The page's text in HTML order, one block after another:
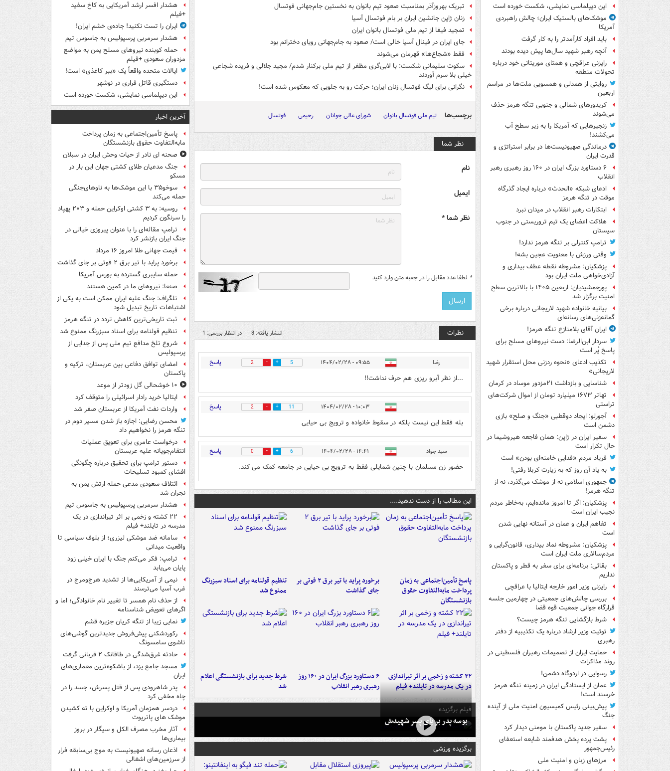
این دیپلماسی نمایشی، شکست خورده است
موشک‌های بالستیک ایران؛ چالش راهبردی
آمریکا
باید افراد کارآمدتر را به کار گرفت
آنچه رهبر شهید سال‌ها پیش دیده بودند
رایزنی عراقچی و همتای موریتانی خود درباره
تحولات منطقه
روایتی از همدلی و همسویی ملت‌ها در مراسم
اربعین
کریدورهای شمالی و جنوبی تنگه هرمز حذف
می‌شوند
زنجیرهایی که آمریکا را به زیر سطح آب
می‌کشند!
درماندگی صهیونیست‌ها در برابر استراتژی و
قدرت ایران
۶ دستاورد بزرگ ایران در ۱۶۰ روز رهبری رهبر
انقلاب
ادعای شبکه «الحدث» درباره ایجاد گذرگاه
موقت در تنگه هرمز
ابتکارات رهبر انقلاب در میدان نبرد
هلاکت اعضای یک تیم تروریستی در جنوب
سیستان
ترامپ کنترلی بر تنگه هرمز ندارد!
وقتی ورزش با معنویت عجین بشه!
پزشکیان: مشروطه نقطه عطف بیداری و
آزادی‌خواهی ملت ایران بود
پورجمشیدیان: اربعین ۱۴۰۵ با بالاترین سطح
امنیت برگزار شد
بیانیه خانواده شهید لاریجانی درباره برخی
گمانه‌زنی‌های رسانه‌ای
ایران آقای بلامنازع تنگه هرمز!
سردار ابن‌الرضا: دست نیروهای مسلح برای
پاسخ پُر است
تکذیب ادعای «نحوه ردزنی محل استقرار شهید
لاریجانی»
شناسایی و بازداشت ۲۱مزدور موساد در کرمان
تهاتر ۱۶۷۳ میلیارد تومان از اموال شرکت‌های
تراستی
آجورلو: ایجاد دوقطبی «جنگ و صلح‌» بازی
دشمن است
سفیر ایران در ژاپن: همان فاجعه هیروشیما در
حال تکرار است
فریاد مردم «فدایی خامنه‌ای بودن» است
به یاد آن روز که به زیارت کربلا رفتی!
جمهوری اسلامی نه از موشک می‌گذرد، نه از
تنگه هرمز!
پزشکیان: اگر تا امروز مانده‌ایم، به‌خاطر مردم
نجیب ایران است
تفاهم ایران و عمان در آستانه نهایی شدن
است
پزشکیان: مشروطه نماد بیداری، قانون‌گرایی و
مردم‌سالاری ملت ایران است
بقائی: برنامه‌ای برای سفر به قطر و پاکستان
نداریم
رایزنی وزیر امور خارجه ایتالیا با عراقچی
بررسی چالش‌های جمعیتی در چهارمین جلسه
قرارگاه جوانی جمعیت قوه قضا
شرط بازگشایی تنگه هرمز چیست؟
توئیت وزیر ارشاد درباره یک تکذیبیه از دفتر
رهبری
حمایت ایران از تصمیمات رهبران فلسطینی در
روند مذاکرات
رسوایی در اردوگاه دشمن!
عمان از ایستادگی ایران در زمینه تنگه هرمز
خرسند است!
پیش‌بینی رئیس کمیسیون امنیت ملی از آینده
جنگ
سفیر جدید پاکستان با مومنی دیدار کرد
پشت پرده پخش هدفمند شایعه استعفای
رئیس‌جمهور
مرزهای زبان و امنیت ملی
تبریک بهروزآذر بمناسبت صعود تیم بانوان به نخستین جام‌جهانی فوتسال
زنان ژاپن جانشین ایران بر بام فوتسال آسیا
تمجید فیفا از تیم ملی فوتسال بانوان ایران
جای ایران در فینال آسیا خالی است/ صعود به جام‌جهانی رویای دخترانم بود
فقط «شجاع‌ها» قهرمان می‌شوند
سکوت سلیمانی شکست: با لابی‌گری مظفر از تیم ملی برکنار شدم/ مجید جلالی و فریده شجاعی
خیلی بلا سرم آوردند
نگرانی برای لیگ فوتسال زنان ایران؛ حرکت رو به جلویی که معکوس شده است!
برچسب‌ها تیم ملی فوتسال بانوان شورای عالی جوانان رحیمی فوتسال
نظر شما
نام
ایمیل
نظر شما *
* لطفا عدد مقابل را در جعبه متن وارد کنید
نظرات انتشار یافته: 3 در انتظار بررسی: 1
رضا ۰۹:۵۵ - ۱۴۰۴/۰۲/۲۸ 5
2 پاسخ
...از نظر آبرو ریزی هم حرف نداشت!!
۱۰:۰۳ - ۱۴۰۴/۰۲/۲۸ 11
2 پاسخ
بله فقط این نیست بلکه در سقوط خانواده و ترویج بی حیایی
سید جواد ۱۴:۴۱ - ۱۴۰۴/۰۲/۲۸ 6
0 پاسخ
حضور زن مسلمان با چنین شمایلی فقط به ترویج بی حیایی در جامعه کمک می کند.
این مطالب را از دست ندهید....
پاسخ تأمین‌اجتماعی به زمان
پرداخت مابه‌التفاوت حقوق
بازنشستگان
برخورد پراید با تیر برق ۲ فوتی بر
جای گذاشت
تنظیم قولنامه برای اسناد سبزرنگ
ممنوع شد
۲۲ کشته و زخمی بر اثر تیراندازی
در یک مدرسه در تایلند+ فیلم
۶ دستاورد بزرگ ایران در ۱۶۰ روز
رهبری رهبر انقلاب
شرط جدید برای بازنشستگی اعلام
شد
فیلم برگزیده
بوسه‌ پدر بر پای پسر شهیدش
برگزیده ورزشی
هشدار افسر ارشد آمریکایی به کاخ سفید
+فیلم
ایران را تست نکنید! جاده‌ی خشم ایران!
هشدار سرمربی پرسپولیس به جاسوس تیم
حمله کوبنده نیروهای مسلح یمن به مواضع
مزدوران سعودی +فیلم
ایالات متحده واقعاً یک «ببر کاغذی» است!
دستگیری قاتل فراری در نوشهر
این دیپلماسی نمایشی، شکست خورده است
آخرین اخبار
پاسخ تأمین‌اجتماعی به زمان پرداخت
مابه‌التفاوت حقوق بازنشستگان
صحنه ای نادر از حیات وحش ایران در سبلان
جنگ مدعیان طلای کشتی جهان این بار در
مسکو
سوخو۳۵ با این موشک‌ها به ناوهای‌جنگی
حمله می‌کند
روسیه: به ۳ کشتی اوکراین حمله و ۲۰۳ پهپاد
را سرنگون کردیم
ترامپ مقاله‌ای را با عنوان پیروزی خیالی در
جنگ ایران بازنشر کرد
قیمت جهانی طلا امروز ۱۶ مرداد
برخورد پراید با تیر برق ۲ فوتی بر جای گذاشت
حمله سایبری گسترده به بورس آمریکا
صنعا: نیروهای ما در کمین‌ هستند
تلگراف: جنگ علیه ایران ممکن است به یکی از
اشتباهات تاریخ تبدیل شود
ثبت تاریخی‌ترین کاهش تردد در تنگه هرمز
تنظیم قولنامه برای اسناد سبزرنگ ممنوع شد
شروع تلخ مدافع تیم ملی پس از جدایی از
پرسپولیس
امضای توافق دفاعی بین عربستان، ترکیه و
پاکستان
۱۰ خوشحالی گل زودتر از موعد
ایتالیا خرید رادار اسرائیلی را متوقف کرد
واردات نفت آمریکا از عربستان صفر شد
محسن رضایی: اجازه باز شدن مسیر دوم در
تنگه هرمز را نخواهیم داد
درخواست عامری برای تعویق عملیات
انتقام‌جویانه علیه عربستان
دستور ترامپ برای تحقیق درباره چگونگی
افشای کمبود تسلیحات
ائتلاف سعودی مدعی حمله ارتش یمن به
نجران شد
هشدار سرمربی پرسپولیس به جاسوس تیم
۲۲ کشته و زخمی بر اثر تیراندازی در یک
مدرسه در تایلند+ فیلم
سامانه ضد موشکی لیزری؛ از بلوف سیاسی تا
واقعیت میدانی
ترامپ: فکر می‌کنم جنگ با ایران خیلی زود
پایان می‌یابد
نیمی از آمریکایی‌ها از تشدید هرج‌ومرج در
غرب آسیا می‌ترسند
از حذف نام همسر تا تغییر نام خانوادگی؛ اما و
اگرهای تعویض شناسنامه
نمایی زیبا از تنگه کریان جزیره قشم
رکوردشکنی پیش‌فروش جدیدترین گوشی‌های
تاشوی سامسونگ
حادثه غرق‌شدگی در طاقانک ۲ قربانی گرفت
مسجد جامع یزد، از باشکوه‌ترین معماری‌های
ایران
پدر شاهرودی پس از قتل پسرش، جسد را در
چاه مخفی کرد
دردسر همزمان آمریکا و اوکراین با ته کشیدن
موشک های پاتریوت
آثار مخرب مصرف الکل و سیگار در بروز
بیماری‌ها
اذعان رسانه صهیونیست به موج بی‌سابقه فرار
از سرزمین‌های اشغالی